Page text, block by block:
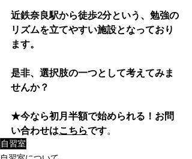
近鉄奈良駅から徒歩2分という、勉強の
リズムを立てやすい施設となっており
ます。
是非、選択肢の一つとして考えてみま
せんか？
★今なら初月半額で始められる！お問
い合わせはこちらです。
自習室